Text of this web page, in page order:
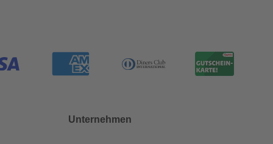
Unternehmen